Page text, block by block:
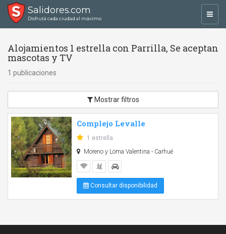
Salidores.com
Disfrutá cada ciudad al máximo
Alojamientos 1 estrella con Parrilla, Se aceptan
mascotas y TV
1 publicaciones
Mostrar filtros
Complejo Levalle
1 estrella
Moreno y Loma Valentina - Carhué
Consultar disponibilidad